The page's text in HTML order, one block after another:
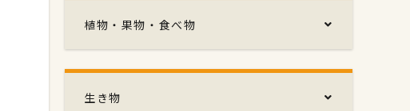
植物・果物・食べ物
生き物